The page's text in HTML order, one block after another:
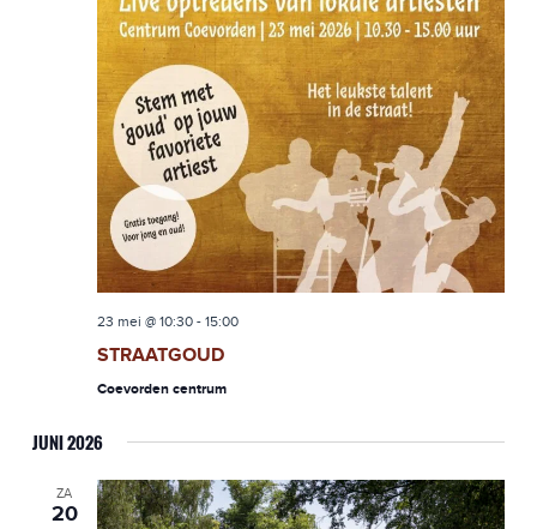
23 mei @ 10:30- 15:00
STRAATGOUD
Coevorden centrum
JUNI 2026
ZA
20